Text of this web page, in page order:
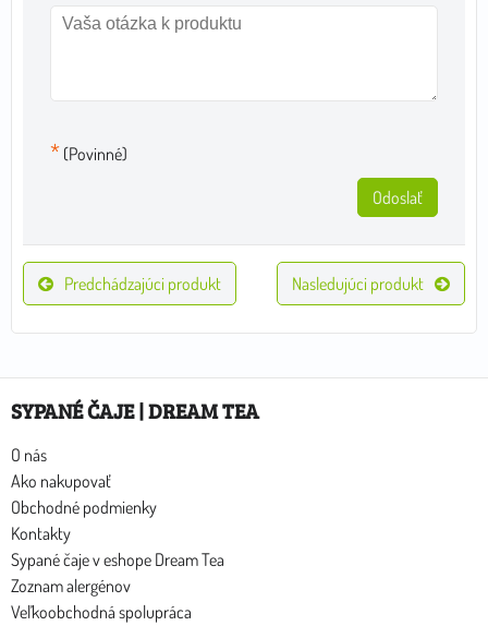
* (Povinné)
Odoslať
Predchádzajúci produkt Nasledujúci produkt
SYPANÉ ČAJE | DREAM TEA
O nás
Ako nakupovať
Obchodné podmienky
Kontakty
Sypané čaje v eshope Dream Tea
Zoznam alergénov
Veľkoobchodná spolupráca